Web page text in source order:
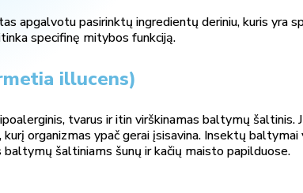
apgalvotu pasirinktų ingredientų deriniu, kuris yra
specifinę mitybos funkciją.
illucens)
tvarus ir itin virškinamas baltymų šaltinis.
organizmas ypač gerai įsisavina. Insektų
šaltiniams šunų ir kačių maisto papilduose.